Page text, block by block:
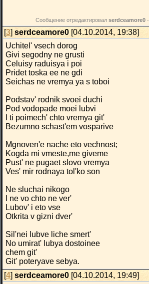
Сообщение отредактировал serdceamore0 -
[3] serdceamore0 [04.10.2014, 19:38]
Uchitel' vsech dorog
Givi segodny ne grusti
Celuisy raduisya i poi
Pridet toska ee ne gdi
Seichas ne vremya ya s toboi
Podstav' rodnik svoei duchi
Pod vodopade moei lubvi
I ti poimech' chto vremya git'
Bezumno schast'em vosparive
Mgnoven'e nache eto vechnost;
Kogda mi vmeste,me giveme
Pust' ne pugaet slovo vremya
Ves' mir rodnaya tol'ko son
Ne sluchai nikogo
I ne vo chto ne ver'
Lubov' i eto vse
Otkrita v gizni dver'
Sil'nei lubve liche smert'
No umirat' lubya dostoinee
chem git'
Git' poteryave sebya.
[4] serdceamore0 [04.10.2014, 19:49]